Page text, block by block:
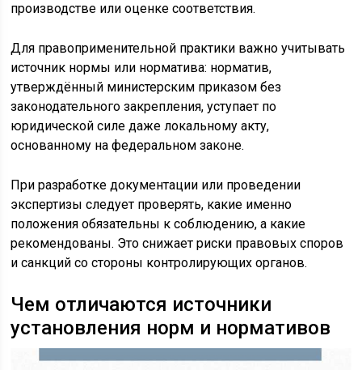
производстве или оценке соответствия.
Для правоприменительной практики важно учитывать
источник нормы или норматива: норматив,
утверждённый министерским приказом без
законодательного закрепления, уступает по
юридической силе даже локальному акту,
основанному на федеральном законе.
При разработке документации или проведении
экспертизы следует проверять, какие именно
положения обязательны к соблюдению, а какие
рекомендованы. Это снижает риски правовых споров
и санкций со стороны контролирующих органов.
Чем отличаются источники
установления норм и нормативов